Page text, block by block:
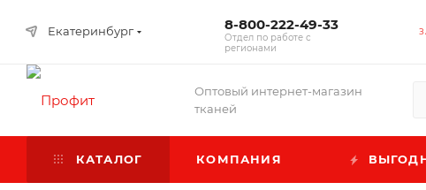
Екатеринбург 8-800-222-49-33
Отдел по работе с
регионами
Оптовый интернет-магазин
тканей
КАТАЛОГ КОМПАНИЯ